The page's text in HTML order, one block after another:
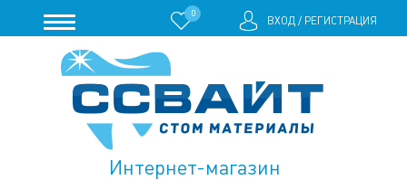
0
ВХОД/ РЕГИСТРАЦИЯ
Интернет-магазин